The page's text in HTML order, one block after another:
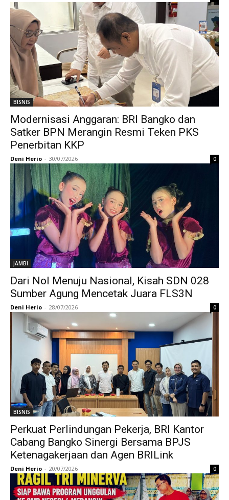
BISNIS
Modernisasi Anggaran: BRI Bangko dan
Satker BPN Merangin Resmi Teken PKS
Penerbitan KKP
Deni Herio - 30/07/2026 0
JAMBI
Dari Nol Menuju Nasional, Kisah SDN 028
Sumber Agung Mencetak Juara FLS3N
Deni Herio - 28/07/2026 0
BISNIS
Perkuat Perlindungan Pekerja, BRI Kantor
Cabang Bangko Sinergi Bersama BPJS
Ketenagakerjaan dan Agen BRILink
Deni Herio - 20/07/2026 0